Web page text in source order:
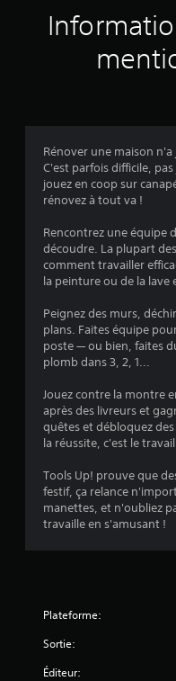
Rénover une maison n'a
C'est parfois difficile,
jouez en coop sur
rénovez à tout va !
Rencontrez une équipe
découdre. La plupart
comment travailler
la peinture ou de la lave
Peignez des murs,
plans. Faites équipe
poste — ou bien, faites
plomb dans 3, 2, 1...
Jouez contre la montre
après des livreurs et
quêtes et débloquez
la réussite, c'est le
Tools Up! prouve que
festif, ça relance
manettes, et n'oubliez
travaille en s'amusant !
Plateforme:
Sortie:
Éditeur: